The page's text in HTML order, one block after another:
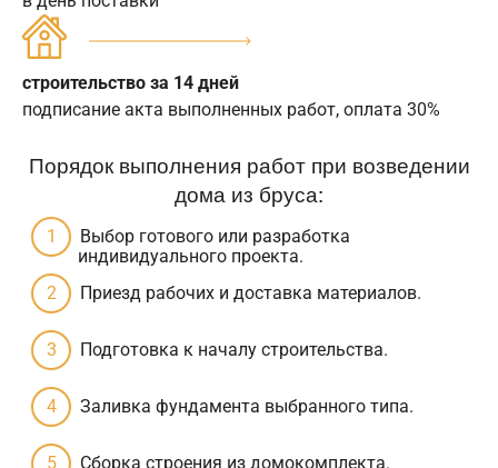
строительство за 14 дней
подписание акта выполненных работ, оплата 30%
Порядок выполнения работ при возведении
дома из бруса:
Выбор готового или разработка
индивидуального проекта.
Приезд рабочих и доставка материалов.
Подготовка к началу строительства.
Заливка фундамента выбранного типа.
Сборка строения из домокомплекта.